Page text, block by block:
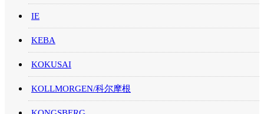
IE
KEBA
KOKUSAI
KOLLMORGEN/科尔摩根